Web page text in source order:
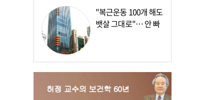
"복근운동 100개 해도
뱃살 그대로"… 안 빠